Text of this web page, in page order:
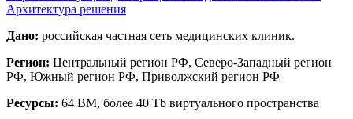
Архитектура решения
Дано: российская частная сеть медицинских клиник.
Регион: Центральный регион РФ, Северо-Западный регион
РФ, Южный регион РФ, Приволжский регион РФ
Ресурсы: 64 ВМ, более 40 Tb виртуального пространства